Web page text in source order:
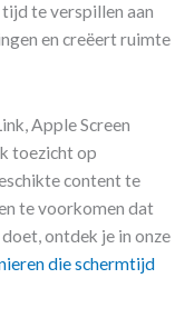
te verspillen aan
en creëert ruimte
Apple Screen
toezicht op
content te
te voorkomen dat
ontdek je in onze
die schermtijd